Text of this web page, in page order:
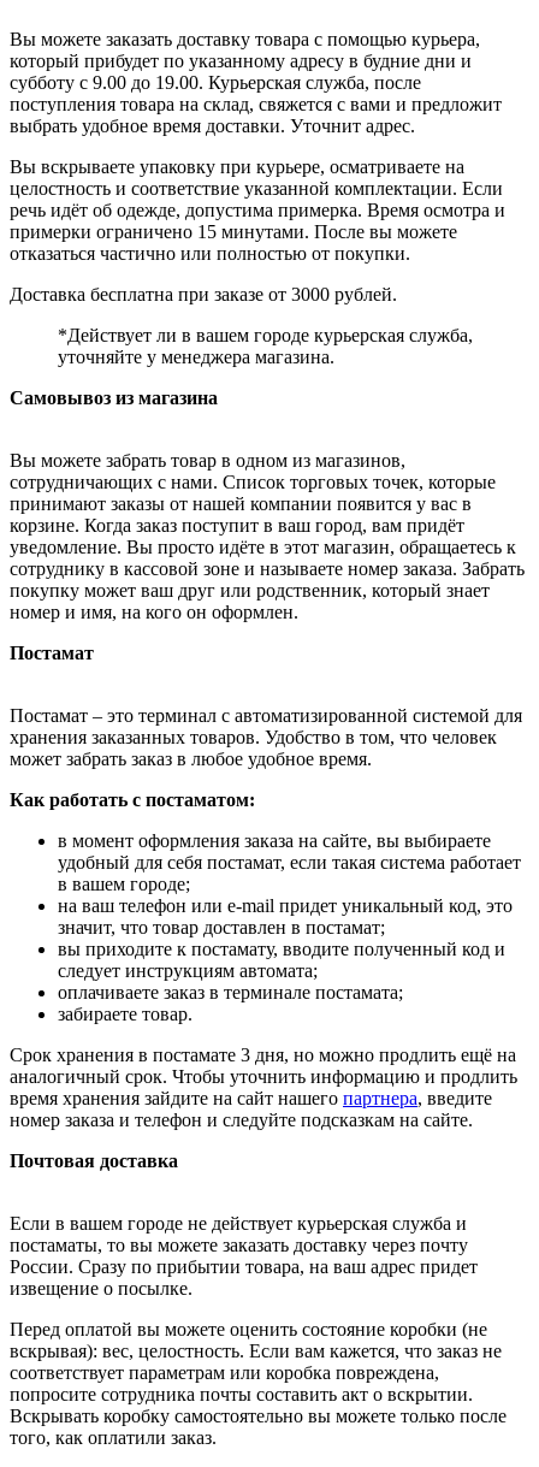
Вы можете заказать доставку товара с помощью курьера,
который прибудет по указанному адресу в будние дни и
субботу с 9.00 до 19.00. Курьерская служба, после
поступления товара на склад, свяжется с вами и предложит
выбрать удобное время доставки. Уточнит адрес.
Вы вскрываете упаковку при курьере, осматриваете на
целостность и соответствие указанной комплектации. Если
речь идёт об одежде, допустима примерка. Время осмотра и
примерки ограничено 15 минутами. После вы можете
отказаться частично или полностью от покупки.
Доставка бесплатна при заказе от 3000 рублей.
*Действует ли в вашем городе курьерская служба,
уточняйте у менеджера магазина.
Самовывоз из магазина
Вы можете забрать товар в одном из магазинов,
сотрудничающих с нами. Список торговых точек, которые
принимают заказы от нашей компании появится у вас в
корзине. Когда заказ поступит в ваш город, вам придёт
уведомление. Вы просто идёте в этот магазин, обращаетесь к
сотруднику в кассовой зоне и называете номер заказа. Забрать
покупку может ваш друг или родственник, который знает
номер и имя, на кого он оформлен.
Постамат
Постамат – это терминал с автоматизированной системой для
хранения заказанных товаров. Удобство в том, что человек
может забрать заказ в любое удобное время.
Как работать с постаматом:
в момент оформления заказа на сайте, вы выбираете
удобный для себя постамат, если такая система работает
в вашем городе;
на ваш телефон или e-mail придет уникальный код, это
значит, что товар доставлен в постамат;
вы приходите к постамату, вводите полученный код и
следует инструкциям автомата;
оплачиваете заказ в терминале постамата;
забираете товар.
Срок хранения в постамате 3 дня, но можно продлить ещё на
аналогичный срок. Чтобы уточнить информацию и продлить
время хранения зайдите на сайт нашего партнера, введите
номер заказа и телефон и следуйте подсказкам на сайте.
Почтовая доставка
Если в вашем городе не действует курьерская служба и
постаматы, то вы можете заказать доставку через почту
России. Сразу по прибытии товара, на ваш адрес придет
извещение о посылке.
Перед оплатой вы можете оценить состояние коробки (не
вскрывая): вес, целостность. Если вам кажется, что заказ не
соответствует параметрам или коробка повреждена,
попросите сотрудника почты составить акт о вскрытии.
Вскрывать коробку самостоятельно вы можете только после
того, как оплатили заказ.